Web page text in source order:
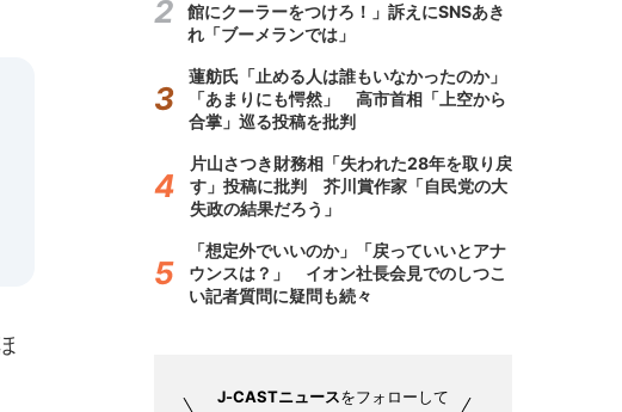
館にクーラーをつけろ！」訴えにSNSあき
れ「ブーメランでは」
蓮舫氏「止める人は誰もいなかったのか」
「あまりにも愕然」 高市首相「上空から
合掌」巡る投稿を批判
片山さつき財務相「失われた28年を取り戻
す」投稿に批判 芥川賞作家「自民党の大
失政の結果だろう」
「想定外でいいのか」「戻っていいとアナ
ウンスは？」 イオン社長会見でのしつこ
い記者質問に疑問も続々
J-CASTニュースをフォローして